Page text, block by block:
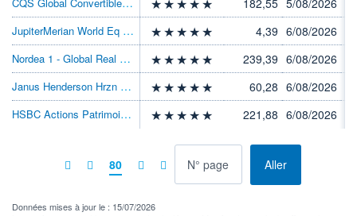
JupiterMerian World Eq L $ Acc
4,39 6/08/2026
Nordea 1 - Global Real Estate BI EUR
239,39 6/08/2026
Janus Henderson Hrzn Glb SC IU2 USD
60,28 6/08/2026
HSBC Actions Patrimoine Z
221,88 6/08/2026
80 Allerà la page
Données mises à jour le : 15/07/2026